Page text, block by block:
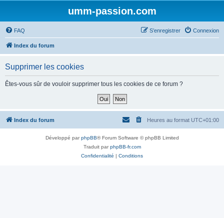
umm-passion.com
FAQ Connexion
S’enregistrer
Index du forum
Supprimer les cookies
Êtes-vous sûr de vouloir supprimer tous les cookies de ce forum ?
Index du forum Heures au format UTC+01:00
Développé parphpBB® Forum Software © phpBB Limited
Traduit parphpBB-fr.com
Confidentialité | Conditions